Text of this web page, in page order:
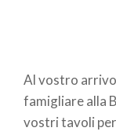
Al vostro
famigliare alla
vostri tavoli